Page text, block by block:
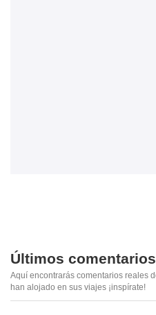
Últimos
Aquí encontrarás comentarios reales
han alojado en sus viajes ¡inspírate!